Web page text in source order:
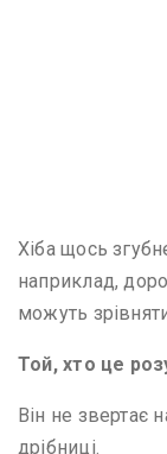
Хіба щось
наприклад,
можуть
Той, хто це
Він не звертає
дрібниці.